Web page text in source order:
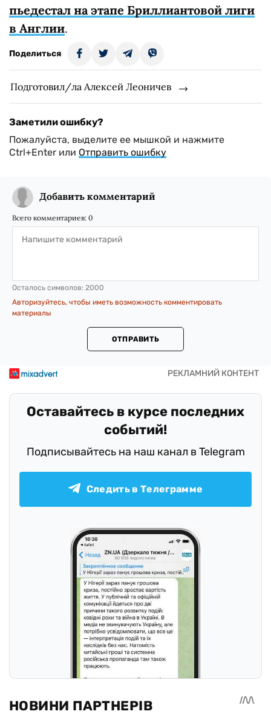
пьедестал на этапе Бриллиантовой лиги
в Англии.
Поделиться
Подготовил/ла Алексей Леоничев
Заметили ошибку?
Пожалуйста, выделите ее мышкой и нажмите
Ctrl+Enter или Отправить ошибку
Добавить комментарий
Всего комментариев: 0
Осталось символов: 2000
Авторизуйтесь, чтобы иметь возможность комментировать
материалы
ОТПРАВИТЬ
Оставайтесь в курсе последних
событий!
Подписывайтесь на наш канал в Telegram
Следить в Телеграмме